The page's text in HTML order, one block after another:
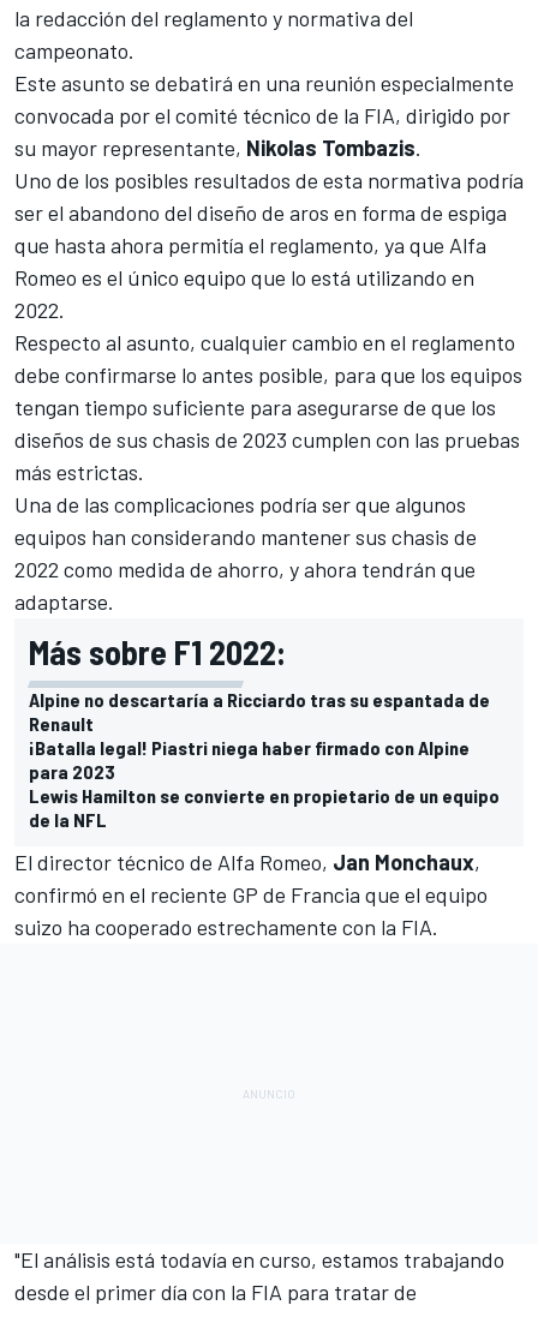
la redacción del reglamento y normativa del
campeonato.
Este asunto se debatirá en una reunión especialmente
convocada por el comité técnico de la FIA, dirigido por
su mayor representante, Nikolas Tombazis.
Uno de los posibles resultados de esta normativa podría
ser el abandono del diseño de aros en forma de espiga
que hasta ahora permitía el reglamento, ya que Alfa
Romeo es el único equipo que lo está utilizando en
2022.
Respecto al asunto, cualquier cambio en el reglamento
debe confirmarse lo antes posible, para que los equipos
tengan tiempo suficiente para asegurarse de que los
diseños de sus chasis de 2023 cumplen con las pruebas
más estrictas.
Una de las complicaciones podría ser que algunos
equipos han considerando mantener sus chasis de
2022 como medida de ahorro, y ahora tendrán que
adaptarse.
Más sobre F1 2022:
Alpine no descartaría a Ricciardo tras su espantada de
Renault
¡Batalla legal! Piastri niega haber firmado con Alpine
para 2023
Lewis Hamilton se convierte en propietario de un equipo
de la NFL
El director técnico de Alfa Romeo, Jan Monchaux,
confirmó en el reciente GP de Francia que el equipo
suizo ha cooperado estrechamente con la FIA.
"El análisis está todavía en curso, estamos trabajando
desde el primer día con la FIA para tratar de